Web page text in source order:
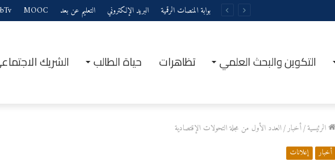
بوابة المنصات الرقمية البريد الإلكتروني التعليم عن بعد MOOC
التكوين والبحث العلمي تظاهرات حياة الطالب الشريك
الرئيسية/أخبار/العدد الأول من مجلة التحولات الإقتصادية
أخبار إعلانات